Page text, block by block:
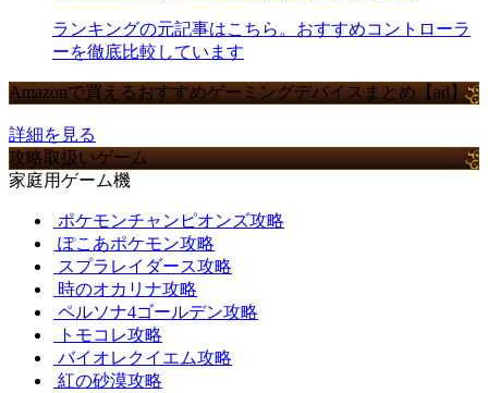
ランキングの元記事はこちら。おすすめコントローラ
ーを徹底比較しています
Amazonで買えるおすすめゲーミングデバイスまとめ【ad】
詳細を見る
攻略取扱いゲーム
家庭用ゲーム機
ポケモンチャンピオンズ攻略
ぽこあポケモン攻略
スプラレイダース攻略
時のオカリナ攻略
ペルソナ4ゴールデン攻略
トモコレ攻略
バイオレクイエム攻略
紅の砂漠攻略